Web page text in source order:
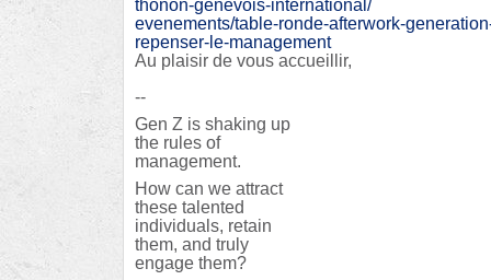
thonon-genevois-international/
evenements/table-ronde-afterwork-
repenser-le-management
Au plaisir de vous accueillir,
--
Gen Z is shaking up
the rules of
management.
How can we attract
these talented
individuals, retain
them, and truly
engage them?